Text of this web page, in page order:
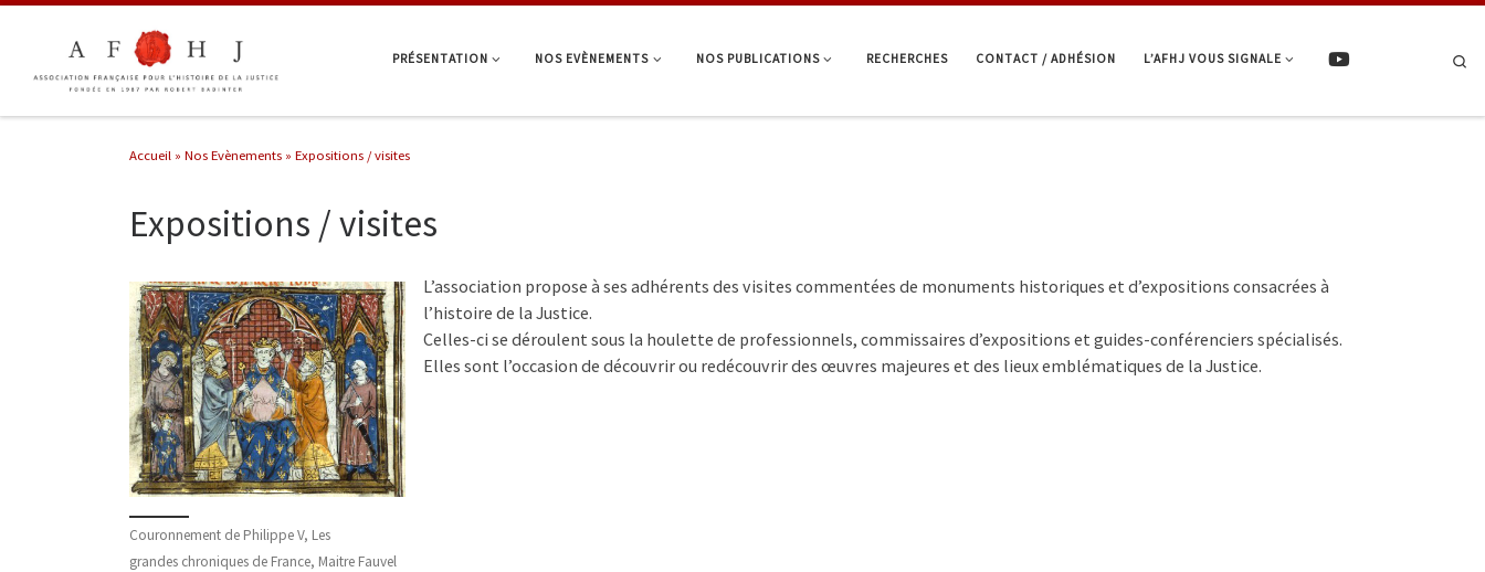
PRÉSENTATION NOS EVÈNEMENTS NOS PUBLICATIONS RECHERCHES CONTACT / ADHÉSION L’AFHJ VOUS SIGNALE
Accueil » Nos Evènements » Expositions / visites
Expositions / visites
Couronnement de Philippe V, Les
grandes chroniques de France, Maitre Fauvel
L’association propose à ses adhérents des visites commentées de monuments historiques et d’expositions consacrées à
l’histoire de la Justice.
Celles-ci se déroulent sous la houlette de professionnels, commissaires d’expositions et guides-conférenciers spécialisés.
Elles sont l’occasion de découvrir ou redécouvrir des œuvres majeures et des lieux emblématiques de la Justice.